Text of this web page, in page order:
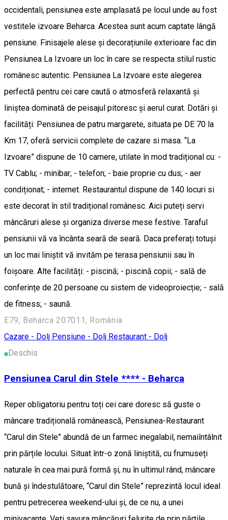
occidentali, pensiunea este amplasată pe locul unde au fost
vestitele izvoare Beharca. Acestea sunt acum captate lângă
pensiune. Finisajele alese și decorațiunile exterioare fac din
Pensiunea La Izvoare un loc în care se respecta stilul rustic
românesc autentic. Pensiunea La Izvoare este alegerea
perfectă pentru cei care caută o atmosferă relaxantă și
liniștea dominată de peisajul pitoresc și aerul curat. Dotări și
facilități: Pensiunea de patru margarete, situata pe DE 70 la
Km 17, oferă servicii complete de cazare si masa. “La
Izvoare” dispune de 10 camere, utilate în mod tradițional cu: -
TV Cablu; - minibar; - telefon; - baie proprie cu dus; - aer
condiționat; - internet. Restaurantul dispune de 140 locuri si
este decorat în stil tradițional românesc. Aici puteți servi
mâncăruri alese și organiza diverse mese festive. Taraful
pensiunii vă va încânta seară de seară. Daca preferați totuși
un loc mai liniștit vă invităm pe terasa pensiunii sau în
foișoare. Alte facilități: - piscină; - piscină copii; - sală de
conferințe de 20 persoane cu sistem de videoproiecție; - sală
de fitness; - saună.
E79, Beharca 207011, România
Cazare - Dolj Pensiune - Dolj Restaurant - Dolj
Deschis
Pensiunea Carul din Stele **** - Beharca
Reper obligatoriu pentru toți cei care doresc să guste o
mâncare tradițională românească, Pensiunea-Restaurant
“Carul din Stele” abundă de un farmec inegalabil, nemaiîntâlnit
prin părțile locului. Situat într-o zonă liniștită, cu frumuseți
naturale în cea mai pură formă și, nu în ultimul rând, mâncare
bună și îndestulătoare, “Carul din Stele” reprezintă locul ideal
pentru petrecerea weekend-ului și, de ce nu, a unei